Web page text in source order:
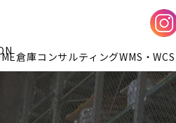
倉庫コンサルティングWMS・WCS